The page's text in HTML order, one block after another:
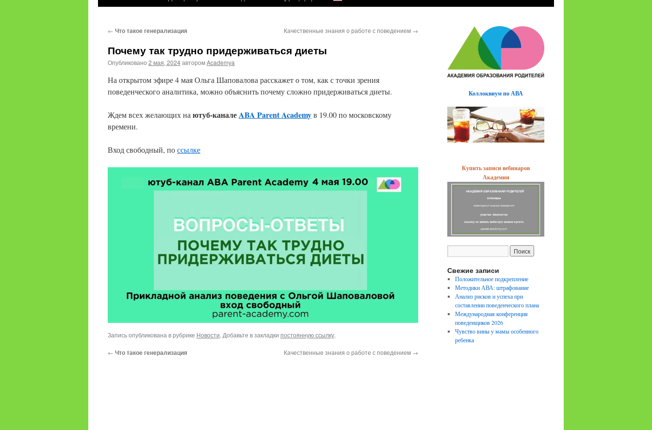
← Что такое генерализация Качественные знания о работе с поведением →
Почему так трудно придерживаться диеты
Опубликовано 2 мая, 2024авторомAcademya
На открытом эфире 4 мая Ольга Шаповалова расскажет о том, как с точки зрения
поведенческого аналитика, можно объяснить почему сложно придерживаться диеты.
Ждем всех желающих на ютуб-каналеABA Parent Academyв 19.00 по московскому
времени.
Вход свободный, поссылке
Запись опубликована в рубрике Новости. Добавьте в закладки постоянную ссылку.
← Что такое генерализация Качественные знания о работе с поведением →
Коллоквиум по АВА
Купить записи вебинаров
Академии
Свежие записи
Положительное подкрепление
Методики АВА: штрафование
Анализ рисков и успеха при
составлении поведенческого плана
Международная конференция
поведенщиков 2026
Чувство вины у мамы особенного
ребенка